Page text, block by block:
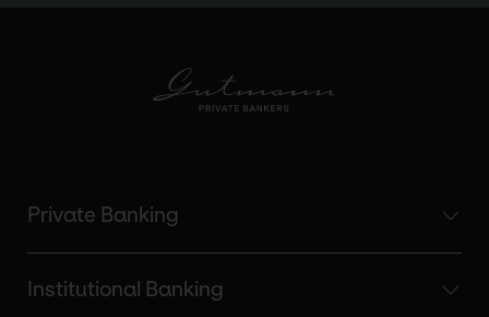
Private Banking
Institutional Banking